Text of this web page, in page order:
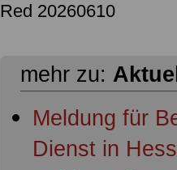
Red 20260610
mehr zu:
Meldung für
Dienst in